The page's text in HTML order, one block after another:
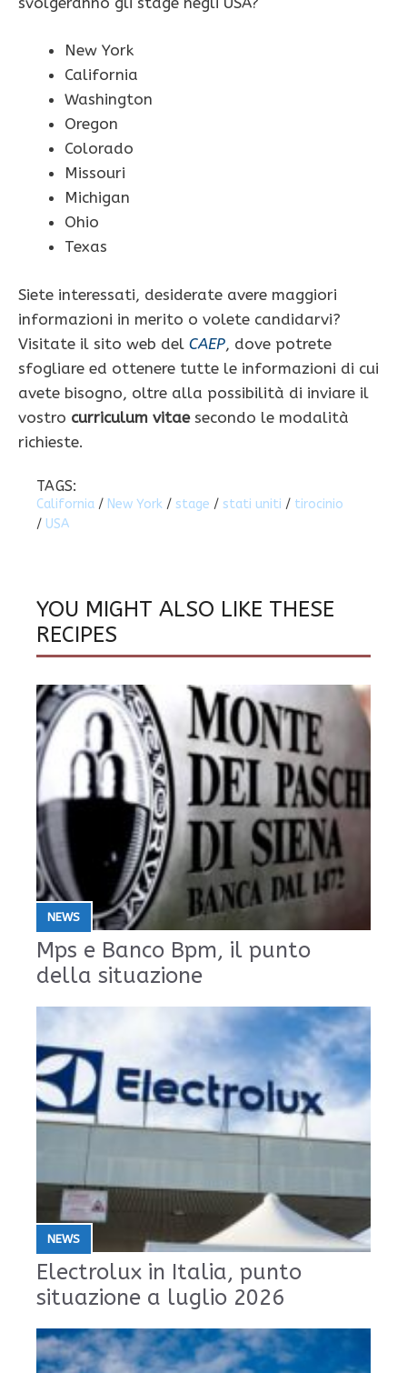
New York
California
Washington
Oregon
Colorado
Missouri
Michigan
Ohio
Texas
Siete interessati, desiderate avere maggiori
informazioni in merito o volete candidarvi?
Visitate il sito web del CAEP, dove potrete
sfogliare ed ottenere tutte le informazioni di cui
avete bisogno, oltre alla possibilità di inviare il
vostro curriculum vitaesecondo le modalità
richieste.
TAGS:
California / New York / stage / stati uniti / tirocinio
/ USA
YOU MIGHT ALSO LIKE THESE
RECIPES
NEWS
Mps e Banco Bpm, il punto
della situazione
NEWS
Electrolux in Italia, punto
situazione a luglio 2026